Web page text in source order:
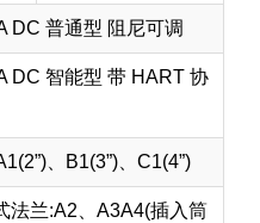
DC 普通型 阻尼可调
DC 智能型 带 HART 协
、B1(3”)、C1(4”)
法兰:A2、A3A4(插入筒